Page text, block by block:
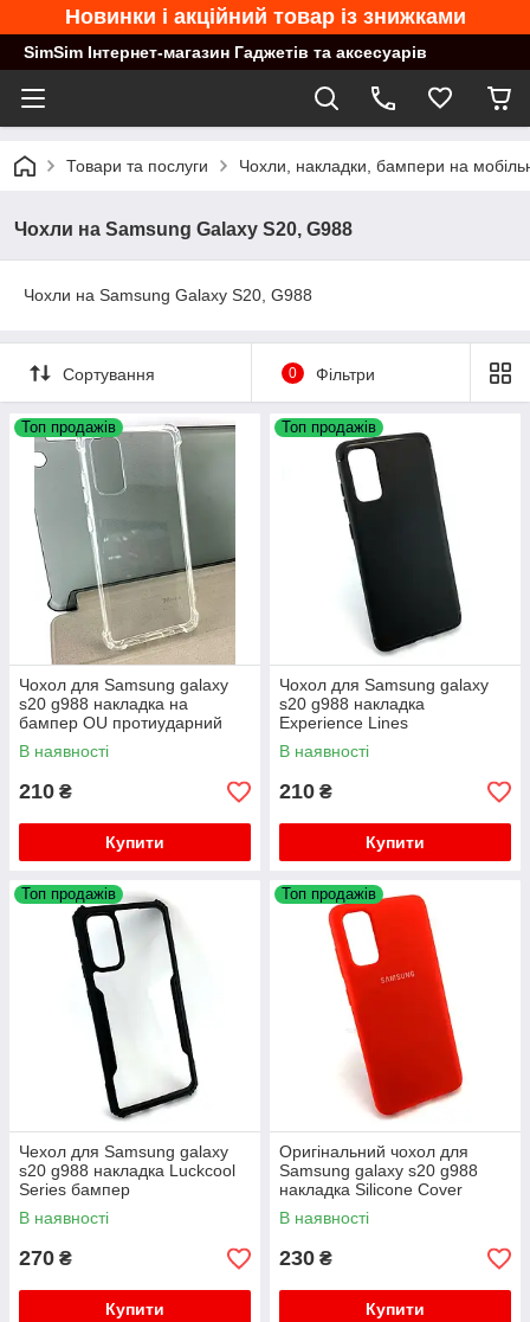
Новинки і акційний товар із знижками
SimSim Інтернет-магазин Гаджетів та аксесуарів
Товари та послуги Чохли, накладки, бампери на
Чохли на Samsung Galaxy S20, G988
Чохли на Samsung Galaxy S20, G988
Сортування 0 Фільтри
Топ продажів
Чохол для Samsung galaxy
s20 g988 накладка на
бампер OU протиударний
прозорий
В наявності
210 ₴
Купити
Топ продажів
Чохол для Samsung galaxy
s20 g988 накладка
Experience Lines
протиударний чорний
В наявності
210 ₴
Купити
Топ продажів
Чехол для Samsung galaxy
s20 g988 накладка Luckcool
Series бампер
противоударный черный
В наявності
270 ₴
Купити
Топ продажів
Оригінальний чохол для
Samsung galaxy s20 g988
накладка Silicone Cover
бампер протиударний
червоний
В наявності
230 ₴
Купити